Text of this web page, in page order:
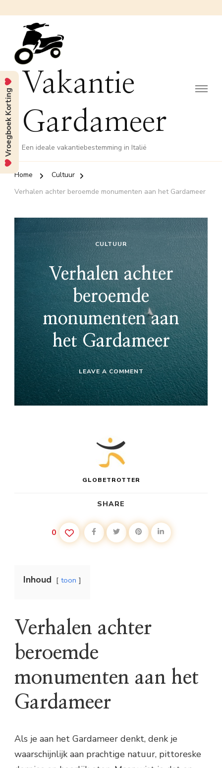
Vakantie
Gardameer
Een ideale vakantiebestemming in Italië
Home
Cultuur
Verhalen achter beroemde monumenten aan het Gardameer
CULTUUR
Verhalen achter
beroemde
monumenten aan
het Gardameer
LEAVE A COMMENTON
VERHALEN
ACHTER
BEROEMDE
MONUMENTEN
GLOBETROTTER
SHARE
0
Inhoud toon
Verhalen achter
beroemde
monumenten aan het
Gardameer
Als je aan het Gardameer denkt, denk je
waarschijnlijk aan prachtige natuur, pittoreske
Vroegboek Korting